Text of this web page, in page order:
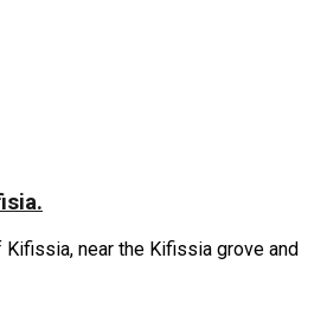
Kifissia, near the Kifissia grove and